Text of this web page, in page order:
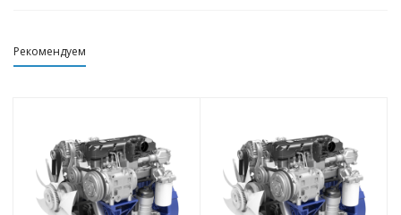
Рекомендуем